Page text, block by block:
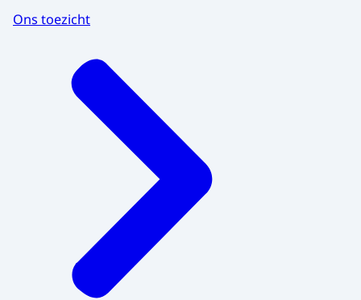
Ons toezicht